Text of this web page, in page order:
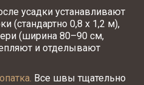
усадки устанавливают
(стандартно 0,8 x 1,2 м),
(ширина 80–90 см,
и отделывают
Все швы тщательно